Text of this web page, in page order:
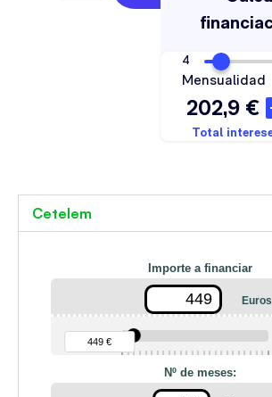
Cetelem
Importe a financiar
Euros
90 €
449 €
Nº de meses: